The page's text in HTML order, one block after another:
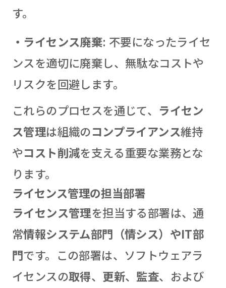
す。
・ライセンス廃棄: 不要になったライセ
ンスを適切に廃棄し、無駄なコストや
リスクを回避します。
これらのプロセスを通じて、 ライセン
ス管理は組織のコンプライアンス維持
やコスト削減を支える重要な業務とな
ります。
ライセンス管理の担当部署
ライセンス管理を担当する部署は、通
常情報システム部門（情シス）やIT部
門です。この部署は、ソフトウェアラ
イセンスの取得、 更新、 監査、および